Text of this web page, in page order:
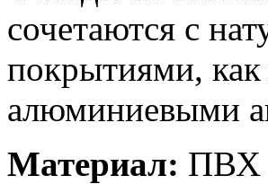
сочетаются с
покрытиями,
алюминиевыми
Материал: ПВХ